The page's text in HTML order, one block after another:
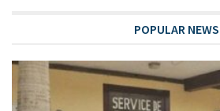
POPULAR NEWS